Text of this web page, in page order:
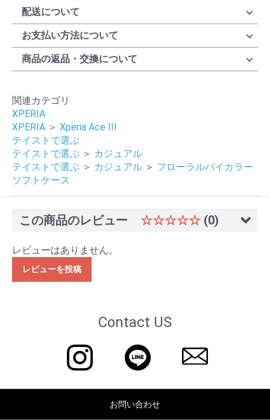
配送について
お支払い方法について
商品の返品・交換について
関連カテゴリ
XPERIA
XPERIA ＞ Xperia Ace III
テイストで選ぶ
テイストで選ぶ ＞ カジュアル
テイストで選ぶ ＞ カジュアル ＞ フローラルバイカラー
ソフトケース
この商品のレビュー ☆☆☆☆☆ (0)
レビューはありません。
レビューを投稿
Contact US
お問い合わせ